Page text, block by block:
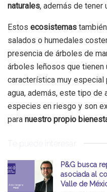
naturales, además de tener
Estos ecosistemas
salados o humedales
presencia de árboles de
árboles leñosos que tienen
característica muy
agua, además, este tipo de
especies en riesgo y son
para nuestro propio
Te puede interesar
P&G busca
asociada al
Valle de